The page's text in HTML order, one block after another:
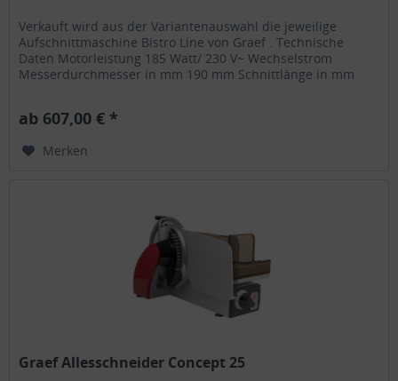
Verkauft wird aus der Variantenauswahl die jeweilige
Aufschnittmaschine Bistro Line von Graef . Technische
Daten Motorleistung 185 Watt/ 230 V~ Wechselstrom
Messerdurchmesser in mm 190 mm Schnittlänge in mm
ab 607,00 € *
Merken
Graef Allesschneider Concept 25